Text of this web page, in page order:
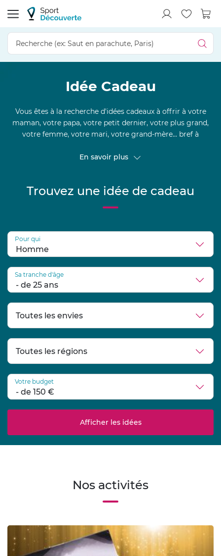
Idée Cadeau
Vous êtes à la recherche d'idées cadeaux à offrir à votre
maman, votre papa, votre petit dernier, votre plus grand,
votre femme, votre mari, votre grand-mère... bref à
des sentiers battus en lui proposant un cadeau original et
En savoir plus
Trouvez une idée de cadeau
Pour qui
Sa tranche d'âge
Votre budget
Afficher les idées
Nos activités